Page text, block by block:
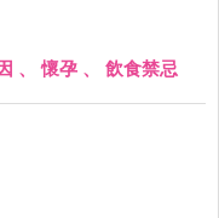
、懷孕 、 飲食禁忌